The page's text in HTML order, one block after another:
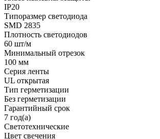
IP20
Типоразмер светодиода
SMD 2835
Плотность светодиодов
60 шт/м
Минимальный отрезок
100 мм
Серия ленты
UL открытая
Тип герметизации
Без герметизации
Гарантийный срок
7 год(а)
Светотехнические
Цвет свечения